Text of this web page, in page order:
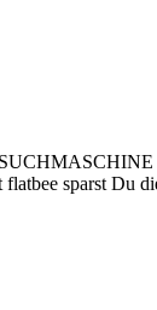
flatbee sparst Du